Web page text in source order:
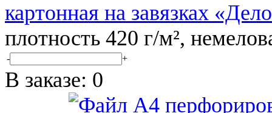
картонная на завязках
плотность 420 г/м²,
- +
В заказе: 0